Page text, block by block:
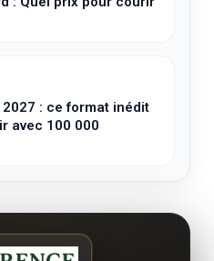
: ce format inédit
avec 100 000